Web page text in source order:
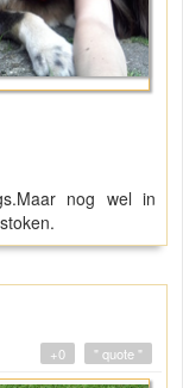
nog wel in
" quote "
+0